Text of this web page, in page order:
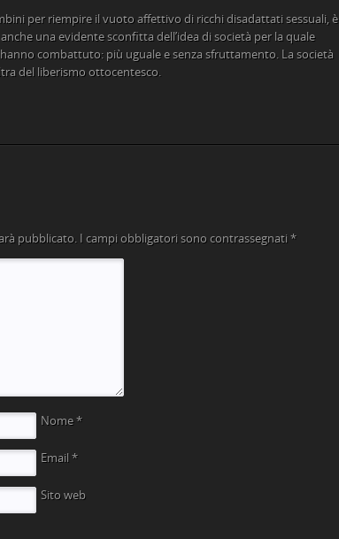
per riempire il vuoto affettivo di ricchi disadattati sessuali, è
una evidente sconfitta dell’idea di società per la quale
combattuto: più uguale e senza sfruttamento. La società
del liberismo ottocentesco.
pubblicato. I campi obbligatori sono contrassegnati *
Nome *
Email *
Sito web